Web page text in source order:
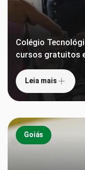
Colégio
cursos gratuitos
Leia mais
Goiás